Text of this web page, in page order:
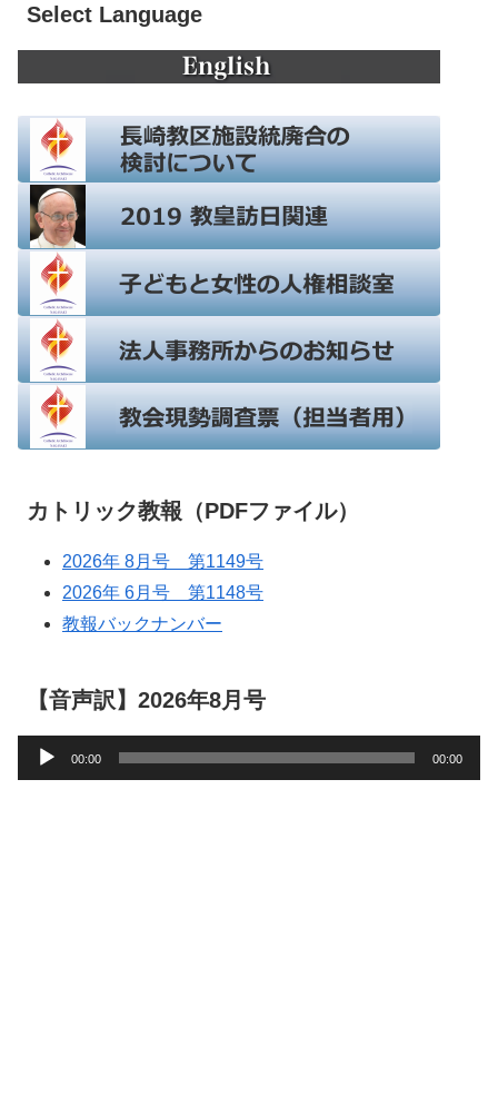
Select Language
カトリック教報（PDFファイル）
2026年 8月号 第1149号
2026年 6月号 第1148号
教報バックナンバー
【音声訳】2026年8月号
声
00:00 00:00